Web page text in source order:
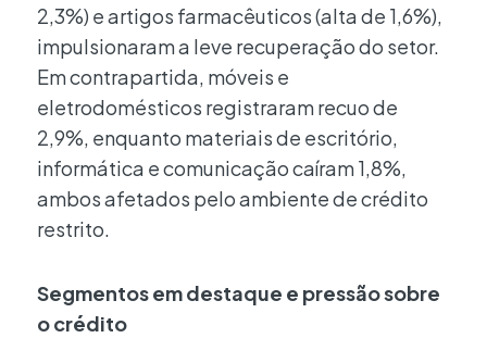
2,3%) e artigos farmacêuticos (alta de 1,6%),
impulsionaram a leve recuperação do setor.
Em contrapartida, móveis e
eletrodomésticos registraram recuo de
2,9%, enquanto materiais de escritório,
informática e comunicação caíram 1,8%,
ambos afetados pelo ambiente de crédito
restrito.
Segmentos em destaque e pressão sobre
o crédito